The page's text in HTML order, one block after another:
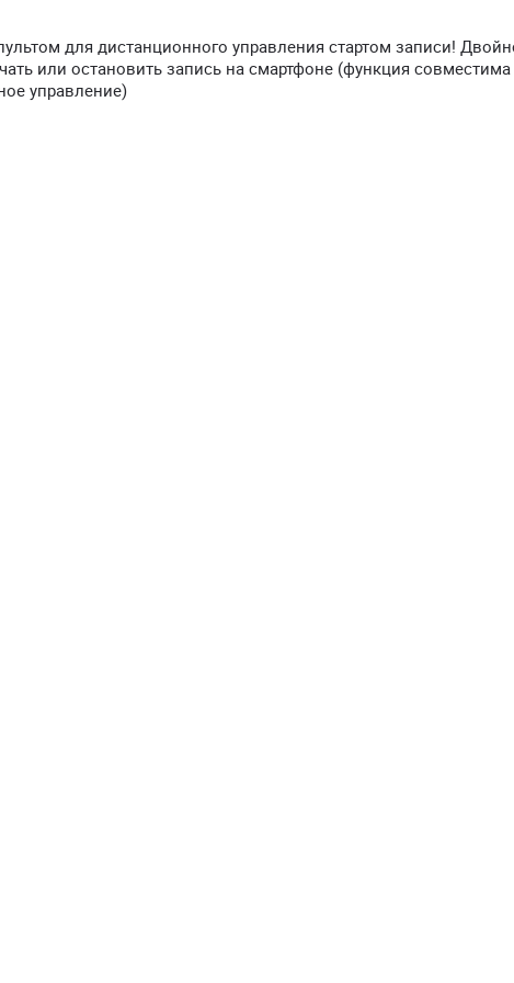
для дистанционного управления стартом записи!
или остановить запись на смартфоне (функция совместима
управление)